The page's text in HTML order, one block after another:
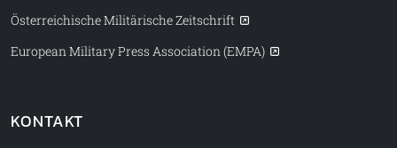
Österreichische Militärische Zeitschrift
European Military Press Association (EMPA)
KONTAKT